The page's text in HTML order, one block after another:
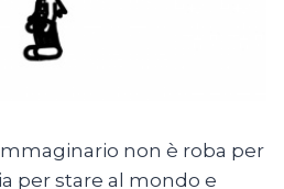
non è roba per
per stare al mondo e